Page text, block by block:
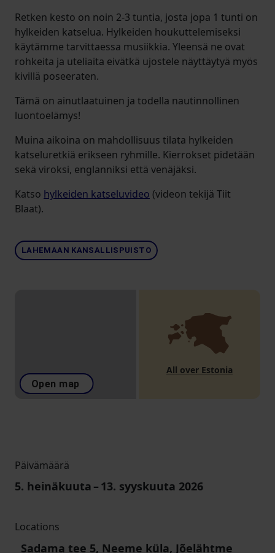
Retken kesto on noin 2-3 tuntia, josta jopa 1 tunti on
hylkeiden katselua. Hylkeiden houkuttelemiseksi
käytämme tarvittaessa musiikkia. Yleensä ne ovat
rohkeita ja uteliaita eivätkä ujostele näyttäytyä myös
kivillä poseeraten.
Tämä on ainutlaatuinen ja todella nautinnollinen
luontoelämys!
Muina aikoina on mahdollisuus tilata hylkeiden
katseluretkiä erikseen ryhmille. Kierrokset pidetään
sekä viroksi, englanniksi että venäjäksi.
Katso hylkeiden katseluvideo (videon tekijä Tiit
Blaat).
LAHEMAAN KANSALLISPUISTO
Open map
All over Estonia
Päivämäärä
5. heinäkuuta – 13. syyskuuta 2026
Locations
Sadama tee 5, Neeme küla, Jõelähtme